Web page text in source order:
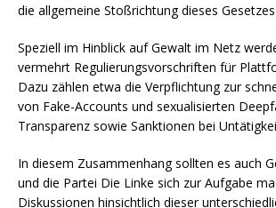
die allgemeine Stoßrichtung dieses
Speziell im Hinblick auf Gewalt im Netz
vermehrt Regulierungsvorschriften für
Dazu zählen etwa die Verpflichtung zur
von Fake-Accounts und sexualisierten
Transparenz sowie Sanktionen bei
In diesem Zusammenhang sollten es auch
und die Partei Die Linke sich zur Aufgabe
Diskussionen hinsichtlich dieser